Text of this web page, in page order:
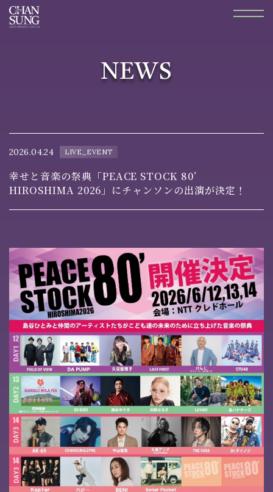
NEWS
2026.04.24 LIVE_EVENT
幸せと音楽の祭典「PEACE STOCK 80’
HIROSHIMA 2026」にチャンソンの出演が決定！